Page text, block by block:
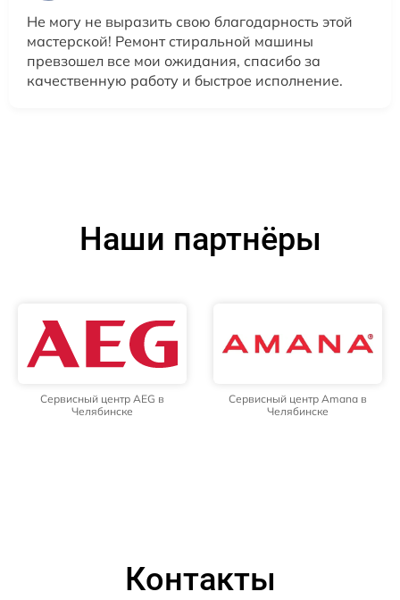
Не могу не выразить свою благодарность этой
мастерской! Ремонт стиральной машины
превзошел все мои ожидания, спасибо за
качественную работу и быстрое исполнение.
Наши партнёры
Сервисный центр AEG в
Челябинске
Сервисный центр Amana в
Челябинске
Контакты